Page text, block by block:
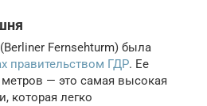
Fernsehturm) была
правительством ГДР. Ее
— это самая высокая
которая легко